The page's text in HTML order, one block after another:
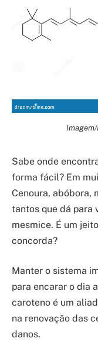
Sabe onde
forma fácil? Em
Cenoura, abóbora,
tantos que dá para
mesmice. É um
concorda?
Manter o sistema
para encarar o dia
caroteno é um
na renovação das
danos.